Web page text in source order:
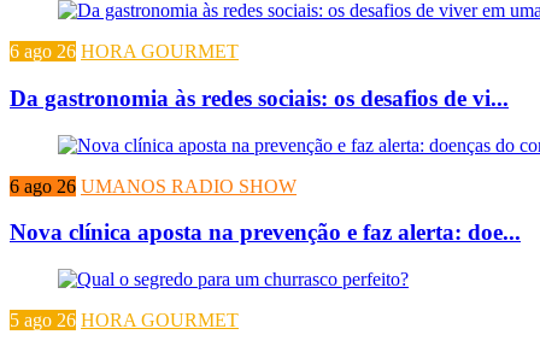
6 ago 26 HORA GOURMET
Da gastronomia às redes sociais: os desafios de vi...
6 ago 26 UMANOS RADIO SHOW
Nova clínica aposta na prevenção e faz alerta: doe...
5 ago 26 HORA GOURMET